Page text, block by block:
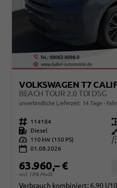
VOLKSWAGEN T7
BEACH TOUR 2.0 TDI DSG
unverbindliche Lieferzeit: 14 Tage
Fahrzeugnr. 114184
Kraftstoff
Diesel
Leistung
110 kW (150 PS)
01.08.2026
63.960,– €
incl. 19% MwSt.
Verbrauch kombiniert: 6,90 l/